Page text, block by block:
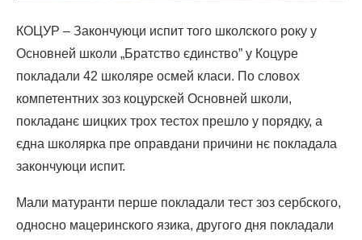
КОЦУР – Закончуюци испит того школского року у
Основней школи „Братство єдинство” у Коцуре
покладали 42 школяре осмей класи. По словох
компетентних зоз коцурскей Основней школи,
покладанє шицких трох тестох прешло у порядку, а
єдна школярка пре оправдани причини нє покладала
закончуюци испит.
Мали матуранти перше покладали тест зоз сербского,
односно мацеринского язика, другого дня покладали